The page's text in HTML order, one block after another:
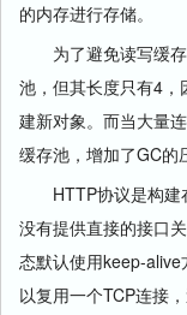
的内存进行存储。
为了避免读写缓存
池，但其长度只有4，
建新对象。而当大量
缓存池，增加了GC的
HTTP协议是构建
没有提供直接的接口
态默认使用keep-
以复用一个TCP连接